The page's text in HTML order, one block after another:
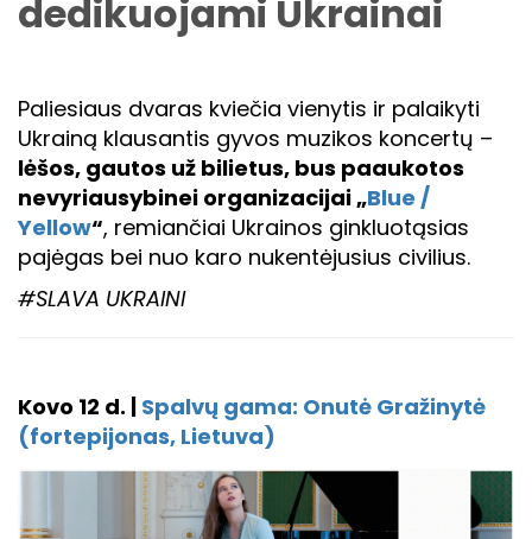
dedikuojami Ukrainai
Paliesiaus dvaras kviečia vienytis ir palaikyti
Ukrainą klausantis gyvos muzikos koncertų –
lėšos, gautos už bilietus, bus paaukotos
nevyriausybinei organizacijai „Blue /
Yellow“, remiančiai Ukrainos ginkluotąsias
pajėgas bei nuo karo nukentėjusius civilius.
#SLAVA UKRAINI
Kovo 12 d. | Spalvų gama: Onutė Gražinytė
(fortepijonas, Lietuva)